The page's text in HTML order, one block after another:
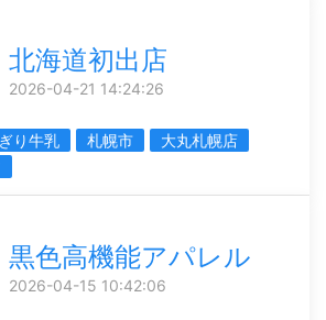
北海道初出店
2026-04-21 14:24:26
り牛乳 札幌市
大丸札幌店
黒色高機能アパレル
2026-04-15 10:42:06